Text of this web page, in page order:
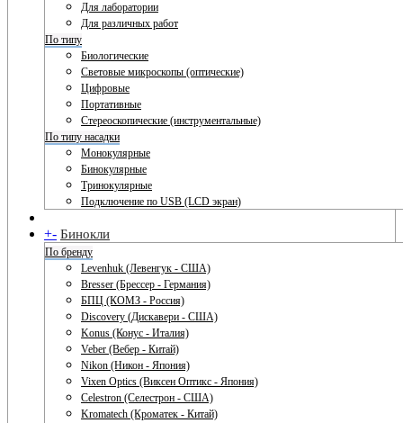
Для лаборатории
Для различных работ
По типу
Биологические
Световые микроскопы (оптические)
Цифровые
Портативные
Стереоскопические (инструментальные)
По типу насадки
Монокулярные
Бинокулярные
Тринокулярные
Подключение по USB (LCD экран)
+- Бинокли
По бренду
Levenhuk (Левенгук - США)
Bresser (Брессер - Германия)
БПЦ (КОМЗ - Россия)
Discovery (Дискавери - США)
Konus (Конус - Италия)
Veber (Вебер - Китай)
Nikon (Никон - Япония)
Vixen Optics (Виксен Оптикс - Япония)
Celestron (Селестрон - США)
Kromatech (Кроматек - Китай)